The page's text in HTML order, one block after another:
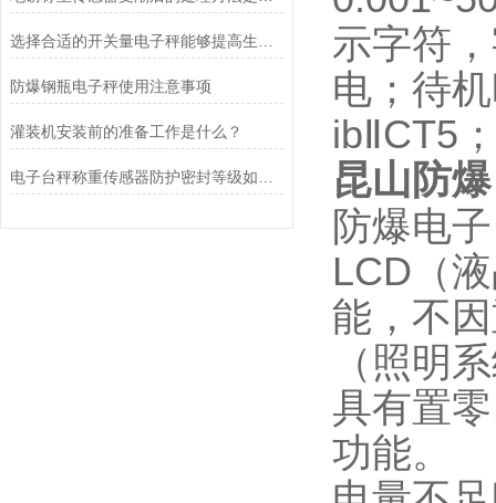
防爆钢瓶电子秤使用注意事项
灌装机安装前的准备工作是什么？
示字符
电；待
ibⅡCT5
昆山防
防爆电
LCD（
能，不
（照明
具有置
功能。